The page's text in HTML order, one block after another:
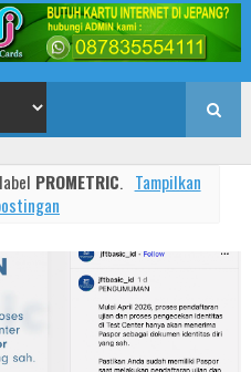
PROMETRIC. Tampilkan